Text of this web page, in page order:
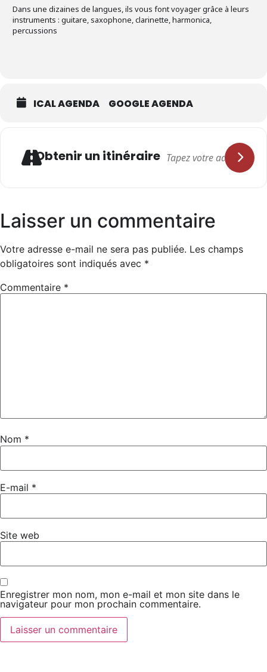
Dans une dizaines de langues, ils vous font voyager grâce à leurs
instruments : guitare, saxophone, clarinette, harmonica,
percussions
ICAL AGENDA GOOGLE AGENDA
Obtenir un itinéraire
Laisser un commentaire
Votre adresse e-mail ne sera pas publiée. Les champs
obligatoires sont indiqués avec *
Commentaire *
Nom *
E-mail *
Site web
Enregistrer mon nom, mon e-mail et mon site dans le
navigateur pour mon prochain commentaire.